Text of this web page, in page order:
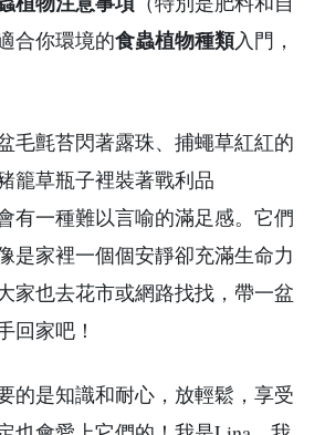
合你環境的食蟲植物種類入門，
毛氈苔閃著露珠、捕蠅草紅紅的
籠草瓶子裡裝著戰利品
有一種難以言喻的滿足感。它們
是家裡一個個安靜卻充滿生命力
家也去花市或網路找找，帶一盆
回家吧！
的是知識和耐心，放輕鬆，享受